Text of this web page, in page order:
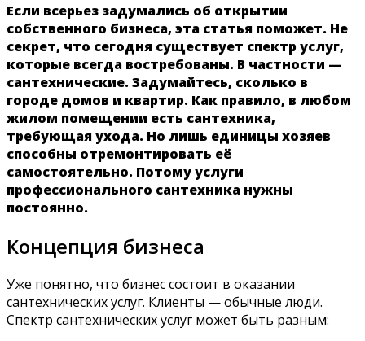
Если всерьез задумались об открытии
собственного бизнеса, эта статья поможет. Не
секрет, что сегодня существует спектр услуг,
которые всегда востребованы. В частности —
сантехнические. Задумайтесь, сколько в
городе домов и квартир. Как правило, в любом
жилом помещении есть сантехника,
требующая ухода. Но лишь единицы хозяев
способны отремонтировать её
самостоятельно. Потому услуги
профессионального сантехника нужны
постоянно.
Концепция бизнеса
Уже понятно, что бизнес состоит в оказании
сантехнических услуг. Клиенты — обычные люди.
Спектр сантехнических услуг может быть разным: